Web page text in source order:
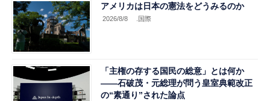
アメリカは日本の憲法をどうみるのか
2026/8/8 .国際
「主権の存する国民の総意」とは何か
――石破茂・元総理が問う皇室典範改正
の“素通り”された論点